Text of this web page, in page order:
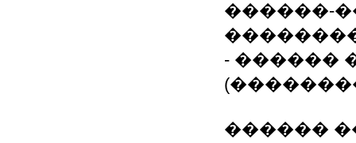
������-
- ������
������